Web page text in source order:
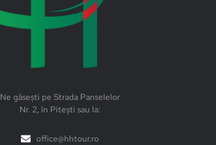
Ne găsești pe Strada Panselelor
Nr. 2, în Pitești sau la:
office@hhtour.ro